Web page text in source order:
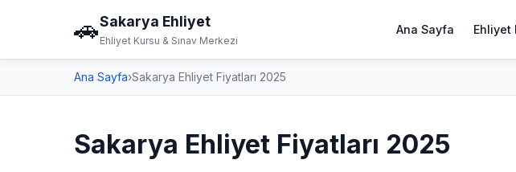
🚗Sakarya Ehliyet
Ehliyet Kursu & Sınav Merkezi
Ana Sayfa Ehliyet
Ana Sayfa›Sakarya Ehliyet Fiyatları 2025
Sakarya Ehliyet Fiyatları 2025